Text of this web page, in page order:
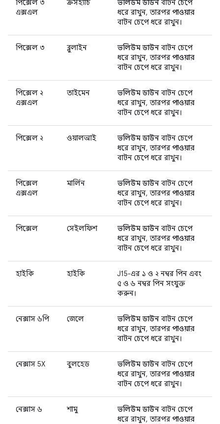
পিক্সেল ৩
এক্সএল
ক্রসহ্যাচ ভলিউম ডাউন বাটন চেপে
ধরে রাখুন, তারপর পাওয়ার
বাটন চেপে ধরে রাখুন।
পিক্সেল ৩ ব্লুলাইন ভলিউম ডাউন বাটন চেপে
ধরে রাখুন, তারপর পাওয়ার
বাটন চেপে ধরে রাখুন।
পিক্সেল ২
এক্সএল
তাইমেন ভলিউম ডাউন বাটন চেপে
ধরে রাখুন, তারপর পাওয়ার
বাটন চেপে ধরে রাখুন।
পিক্সেল ২ ওয়ালআই ভলিউম ডাউন বাটন চেপে
ধরে রাখুন, তারপর পাওয়ার
বাটন চেপে ধরে রাখুন।
পিক্সেল
এক্সএল
মার্লিন ভলিউম ডাউন বাটন চেপে
ধরে রাখুন, তারপর পাওয়ার
বাটন চেপে ধরে রাখুন।
পিক্সেল সেইলফিশ ভলিউম ডাউন বাটন চেপে
ধরে রাখুন, তারপর পাওয়ার
বাটন চেপে ধরে রাখুন।
হাইকি হাইকি
J15-এর ১ ও ২ নম্বর পিন এবং
৫ ও ৬ নম্বর পিন সংযুক্ত
করুন।
নেক্সাস ৬পি জেলে ভলিউম ডাউন বাটন চেপে
ধরে রাখুন, তারপর পাওয়ার
বাটন চেপে ধরে রাখুন।
নেক্সাস 5X বুলহেড ভলিউম ডাউন বাটন চেপে
ধরে রাখুন, তারপর পাওয়ার
বাটন চেপে ধরে রাখুন।
নেক্সাস ৬ শামু ভলিউম ডাউন বাটন চেপে
ধরে রাখুন, তারপর পাওয়ার